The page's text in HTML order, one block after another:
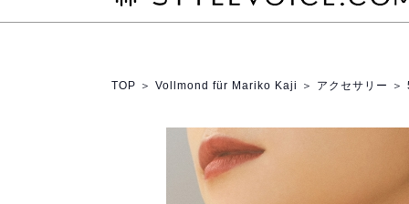
TOP ＞ Vollmond für Mariko Kaji ＞ アクセサリー ＞